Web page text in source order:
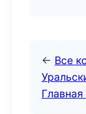
← Все